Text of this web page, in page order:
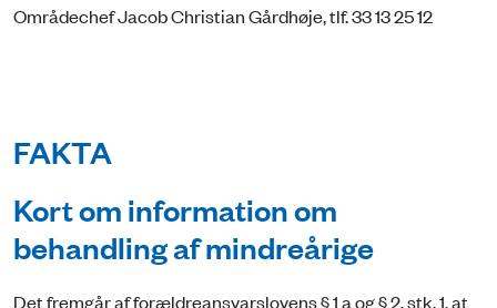
Områdechef Jacob Christian Gårdhøje, tlf. 33 13 25 12
FAKTA
Kort om information om
behandling af mindreårige
Det fremgår af forældreansvarslovens § 1 a og § 2, stk. 1, at